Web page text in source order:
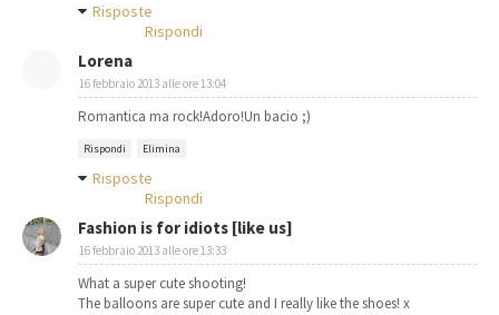
Risposte
Rispondi
Lorena
16 febbraio 2013 alle ore 13:04
Romantica ma rock!Adoro!Un bacio ;)
Rispondi Elimina
Risposte
Rispondi
Fashion is for idiots [like us]
16 febbraio 2013 alle ore 13:33
What a super cute shooting!
The balloons are super cute and I really like the shoes! x